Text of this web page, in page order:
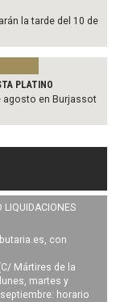
la tarde del 10 de
PLATINO
agosto en Burjassot
LIQUIDACIONES
, con
Mártires de la
martes y
horario